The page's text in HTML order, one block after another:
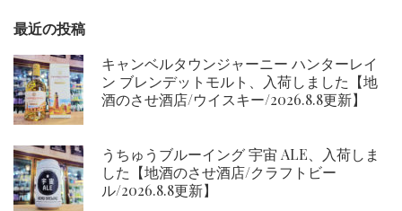
最近の投稿
キャンベルタウンジャーニー ハンターレイ
ン ブレンデットモルト、入荷しました【地
酒のさせ酒店/ウイスキー/2026.8.8更新】
うちゅうブルーイング 宇宙 ALE、入荷しま
した【地酒のさせ酒店/クラフトビー
ル/2026.8.8更新】